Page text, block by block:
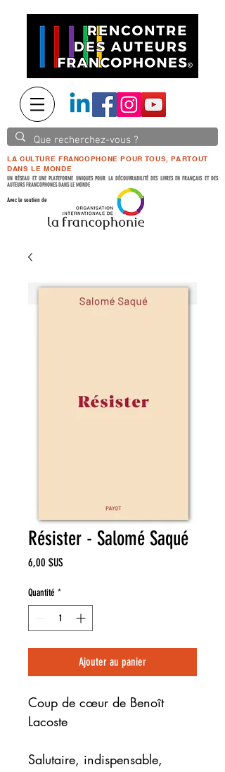
LA CULTURE FRANCOPHONE POUR TOUS, PARTOUT
DANS LE MONDE
UN RÉSEAU ET UNE PLATEFORME UNIQUES POUR LA DÉCOUVRABILITÉ DES LIVRES EN FRANÇAIS ET DES
AUTEURS FRANCOPHONES DANS LE MONDE
Avec le soutien de
Résister - Salomé Saqué
6,00 $US
Quantité *
Ajouter au panier
Coup de cœur de Benoît
Lacoste
Salutaire, indispensable,